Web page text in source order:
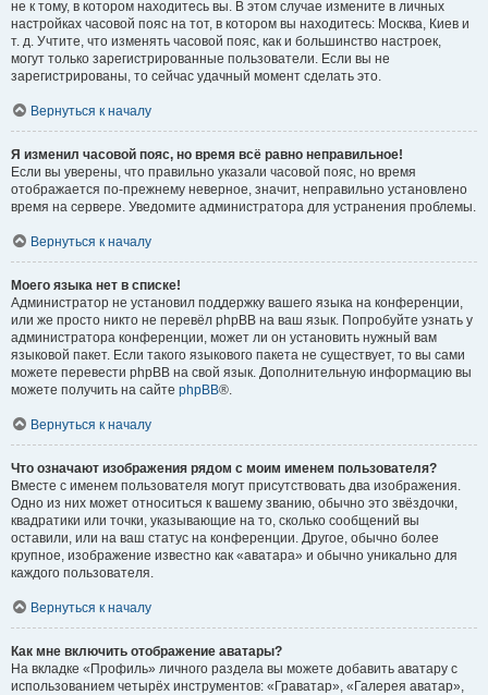
не к тому, в котором находитесь вы. В этом случае измените в личных
настройках часовой пояс на тот, в котором вы находитесь: Москва, Киев и
т. д. Учтите, что изменять часовой пояс, как и большинство настроек,
могут только зарегистрированные пользователи. Если вы не
зарегистрированы, то сейчас удачный момент сделать это.
Вернуться к началу
Я изменил часовой пояс, но время всё равно неправильное!
Если вы уверены, что правильно указали часовой пояс, но время
отображается по-прежнему неверное, значит, неправильно установлено
время на сервере. Уведомите администратора для устранения проблемы.
Вернуться к началу
Моего языка нет в списке!
Администратор не установил поддержку вашего языка на конференции,
или же просто никто не перевёл phpBB на ваш язык. Попробуйте узнать у
администратора конференции, может ли он установить нужный вам
языковой пакет. Если такого языкового пакета не существует, то вы сами
можете перевести phpBB на свой язык. Дополнительную информацию вы
можете получить на сайте phpBB®.
Вернуться к началу
Что означают изображения рядом с моим именем пользователя?
Вместе с именем пользователя могут присутствовать два изображения.
Одно из них может относиться к вашему званию, обычно это звёздочки,
квадратики или точки, указывающие на то, сколько сообщений вы
оставили, или на ваш статус на конференции. Другое, обычно более
крупное, изображение известно как «аватара» и обычно уникально для
каждого пользователя.
Вернуться к началу
Как мне включить отображение аватары?
На вкладке «Профиль» личного раздела вы можете добавить аватару с
использованием четырёх инструментов: «Граватар», «Галерея аватар»,